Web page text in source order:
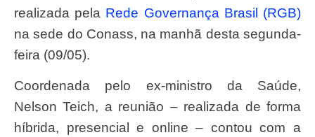
realizada pela Rede Governança Brasil (RGB)
na sede do Conass, na manhã desta segunda-
feira (09/05).
Coordenada pelo ex-ministro da Saúde,
Nelson Teich, a reunião – realizada de forma
híbrida, presencial e online – contou com a